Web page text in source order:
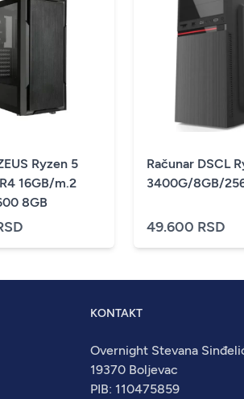
Ryzen 5
16GB/m.2
8GB
Računar DSCL
3400G/8GB/
49.600 RSD
KONTAKT
Overnight Stevana
19370 Boljevac
PIB: 110475859